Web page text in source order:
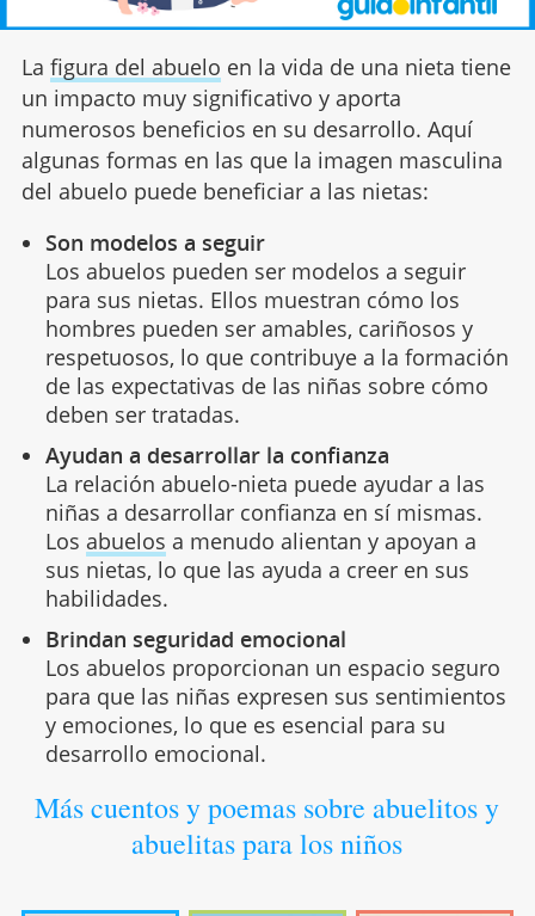
La figura del abuelo en la vida de una nieta tiene
un impacto muy significativo y aporta
numerosos beneficios en su desarrollo. Aquí
algunas formas en las que la imagen masculina
del abuelo puede beneficiar a las nietas:
Son modelos a seguir
Los abuelos pueden ser modelos a seguir
para sus nietas. Ellos muestran cómo los
hombres pueden ser amables, cariñosos y
respetuosos, lo que contribuye a la formación
de las expectativas de las niñas sobre cómo
deben ser tratadas.
Ayudan a desarrollar la confianza
La relación abuelo-nieta puede ayudar a las
niñas a desarrollar confianza en sí mismas.
Los abuelos a menudo alientan y apoyan a
sus nietas, lo que las ayuda a creer en sus
habilidades.
Brindan seguridad emocional
Los abuelos proporcionan un espacio seguro
para que las niñas expresen sus sentimientos
y emociones, lo que es esencial para su
desarrollo emocional.
Más cuentos y poemas sobre abuelitos y
abuelitas para los niños